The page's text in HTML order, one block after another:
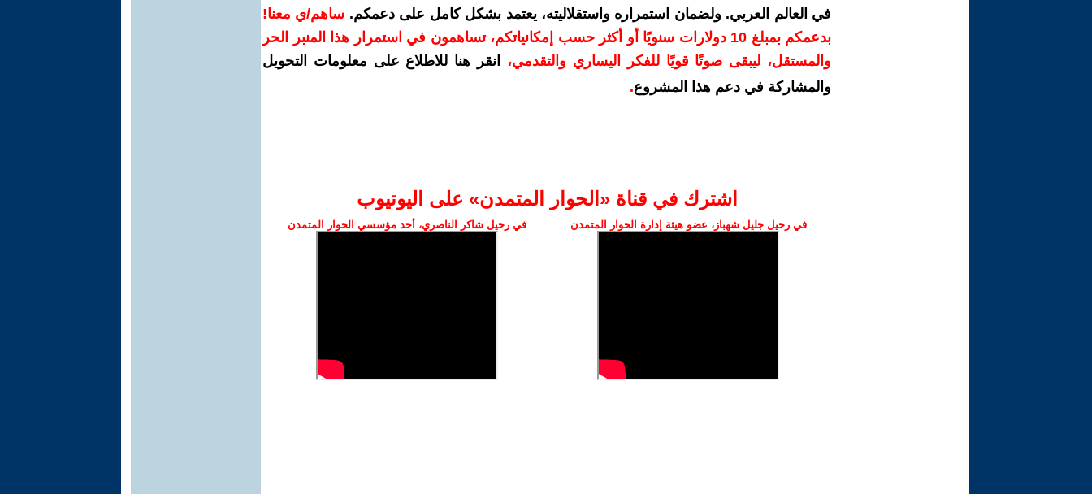
في العالم العربي. ولضمان استمراره واستقلاليته، يعتمد بشكل كامل على دعمكم. ساهم/ي معنا!
بدعمكم بمبلغ 10 دولارات سنويًا أو أكثر حسب إمكانياتكم، تساهمون في استمرار هذا المنبر الحر
والمستقل، ليبقى صوتًا قويًا للفكر اليساري والتقدمي،
انقر هنا للاطلاع على معلومات التحويل
والمشاركة في دعم هذا المشروع.
اشترك في قناة ‫«الحوار المتمدن» على اليوتيوب
في رحيل جليل شهباز، عضو هيئة إدارة الحوار المتمدن في رحيل شاكر الناصري، أحد مؤسسي الحوار المتمدن